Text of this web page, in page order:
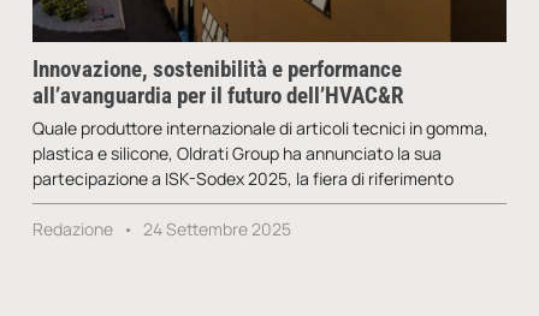
Innovazione, sostenibilità e performance
all’avanguardia per il futuro dell’HVAC&R
Quale produttore internazionale di articoli tecnici in gomma,
plastica e silicone, Oldrati Group ha annunciato la sua
partecipazione a ISK-Sodex 2025, la fiera di riferimento
Redazione 24 Settembre 2025